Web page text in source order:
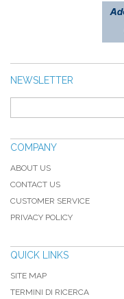
NEWSLETTER
COMPANY
ABOUT US
CONTACT US
CUSTOMER SERVICE
PRIVACY POLICY
QUICK LINKS
SITE MAP
TERMINI DI RICERCA